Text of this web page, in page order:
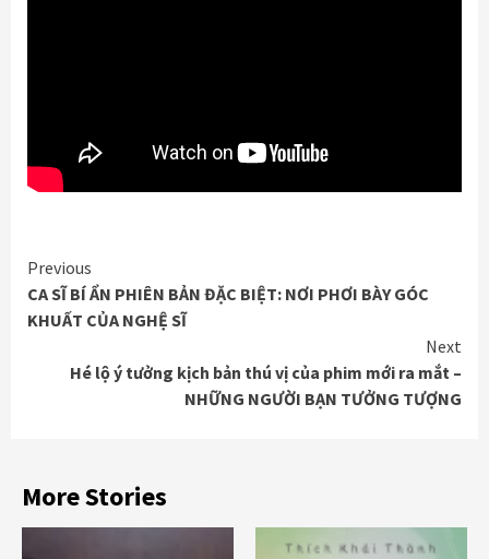
Continue
Reading
Previous
CA SĨ BÍ ẨN PHIÊN BẢN ĐẶC BIỆT: NƠI PHƠI BÀY GÓC
KHUẤT CỦA NGHỆ SĨ
Next
Hé lộ ý tưởng kịch bản thú vị của phim mới ra mắt –
NHỮNG NGƯỜI BẠN TƯỞNG TƯỢNG
More Stories